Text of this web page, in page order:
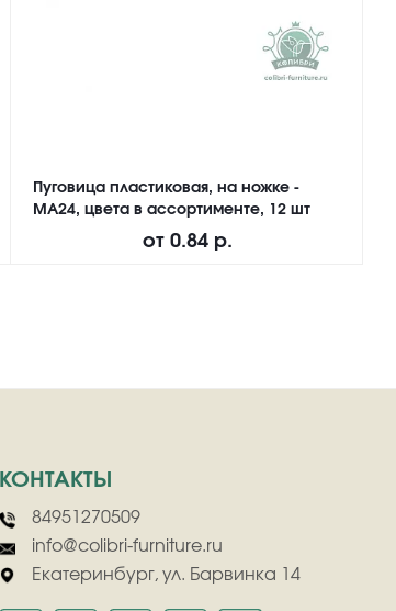
Пуговица пластиковая, на ножке -
MA24, цвета в ассортименте, 12 шт
от 0.84 р.
КОНТАКТЫ
84951270509
info@colibri-furniture.ru
Екатеринбург, ул. Барвинка 14